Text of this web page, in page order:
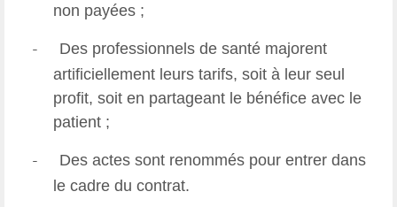
non payées ;
-
Des professionnels de santé majorent
artificiellement leurs tarifs, soit à leur seul
profit, soit en partageant le bénéfice avec le
patient ;
-
Des actes sont renommés pour entrer dans
le cadre du contrat.